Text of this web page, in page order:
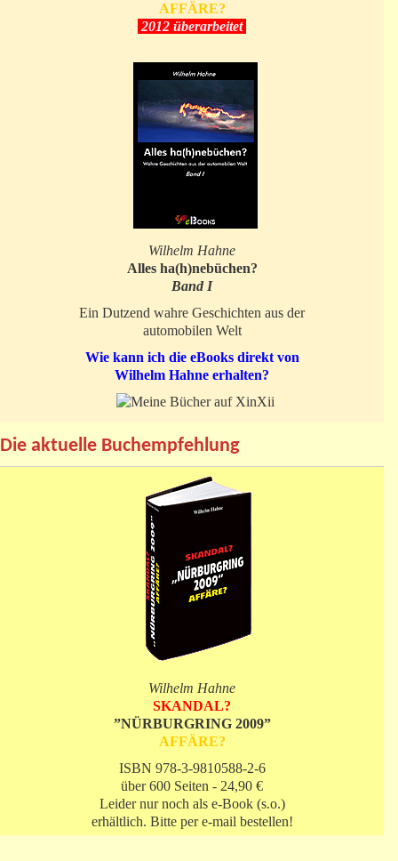
AFFÄRE?
2012 überarbeitet
Wilhelm Hahne
Alles ha(h)nebüchen?
Band I
Ein Dutzend wahre Geschichten aus der
automobilen Welt
Wie kann ich die eBooks direkt von
Wilhelm Hahne erhalten?
Die aktuelle Buchempfehlung
Wilhelm Hahne
SKANDAL?
”NÜRBURGRING 2009”
AFFÄRE?
ISBN 978-3-9810588-2-6
über 600 Seiten - 24,90 €
Leider nur noch als e-Book (s.o.)
erhältlich. Bitte per e-mail bestellen!